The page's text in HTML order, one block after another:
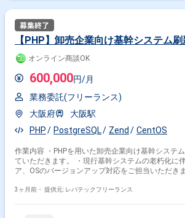
【PHP】卸売企業向け基幹システム
オンライン商談OK
600,000円/月
業務委託(フリーランス)
大阪府
大阪駅
PHP
PostgreSQL Zend CentOS
作業内容 ・PHPを用いた卸売企業向け基幹システ
ていただきます。 ・現行基幹システムの老朽化に
ア、OSのバージョンアップ対応をご担当いただき
PHP(5.3→7.3)のアップデート
3ヶ月前・ 提供元: レバテックフリーランス